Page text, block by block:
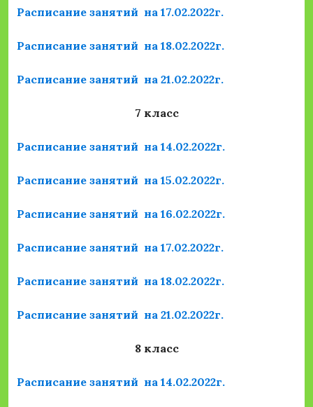
Расписание занятий на 17.02.2022г.
Расписание занятий на 18.02.2022г.
Расписание занятий на 21.02.2022г.
7 класс
Расписание занятий на 14.02.2022г.
Расписание занятий на 15.02.2022г.
Расписание занятий на 16.02.2022г.
Расписание занятий на 17.02.2022г.
Расписание занятий на 18.02.2022г.
Расписание занятий на 21.02.2022г.
8 класс
Расписание занятий на 14.02.2022г.